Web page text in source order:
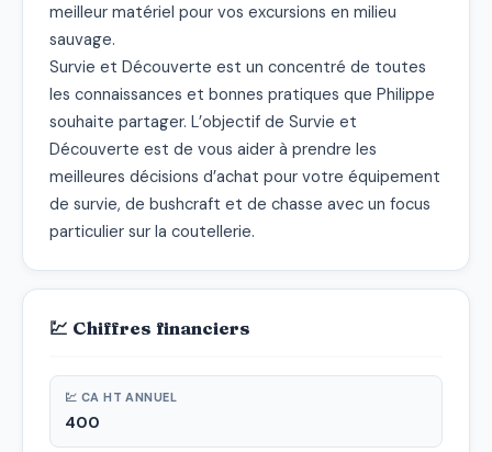
meilleur matériel pour vos excursions en milieu
sauvage.
Survie et Découverte est un concentré de toutes
les connaissances et bonnes pratiques que Philippe
souhaite partager. L’objectif de Survie et
Découverte est de vous aider à prendre les
meilleures décisions d’achat pour votre équipement
de survie, de bushcraft et de chasse avec un focus
particulier sur la coutellerie.
💹 Chiffres financiers
💹 CA HT ANNUEL
400